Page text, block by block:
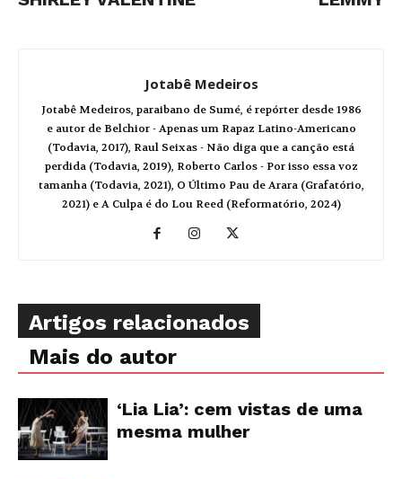
Jotabê Medeiros
Jotabê Medeiros, paraibano de Sumé, é repórter desde 1986
e autor de Belchior - Apenas um Rapaz Latino-Americano
(Todavia, 2017), Raul Seixas - Não diga que a canção está
perdida (Todavia, 2019), Roberto Carlos - Por isso essa voz
tamanha (Todavia, 2021), O Último Pau de Arara (Grafatório,
2021) e A Culpa é do Lou Reed (Reformatório, 2024)
Artigos relacionados
Mais do autor
‘Lia Lia’: cem vistas de uma
mesma mulher